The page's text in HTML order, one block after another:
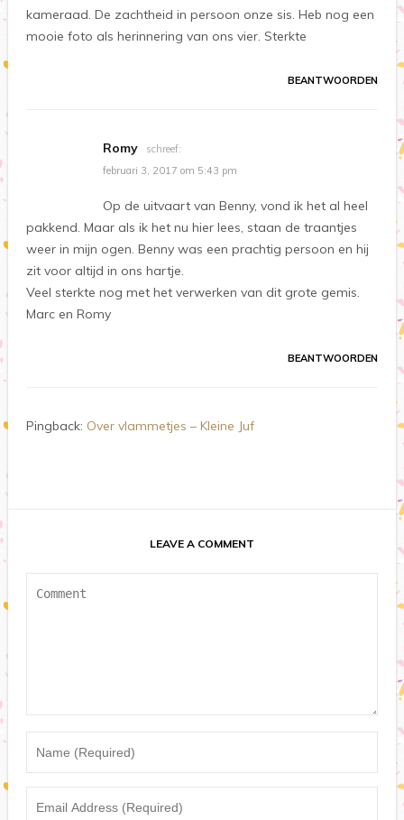
kameraad. De zachtheid in persoon onze sis. Heb nog een
mooie foto als herinnering van ons vier. Sterkte
BEANTWOORDEN
Romy
schreef:
februari 3, 2017 om 5:43 pm
Op de uitvaart van Benny, vond ik het al heel
pakkend. Maar als ik het nu hier lees, staan de traantjes
weer in mijn ogen. Benny was een prachtig persoon en hij
zit voor altijd in ons hartje.
Veel sterkte nog met het verwerken van dit grote gemis.
Marc en Romy
BEANTWOORDEN
Pingback: Over vlammetjes – Kleine Juf
LEAVE A COMMENT